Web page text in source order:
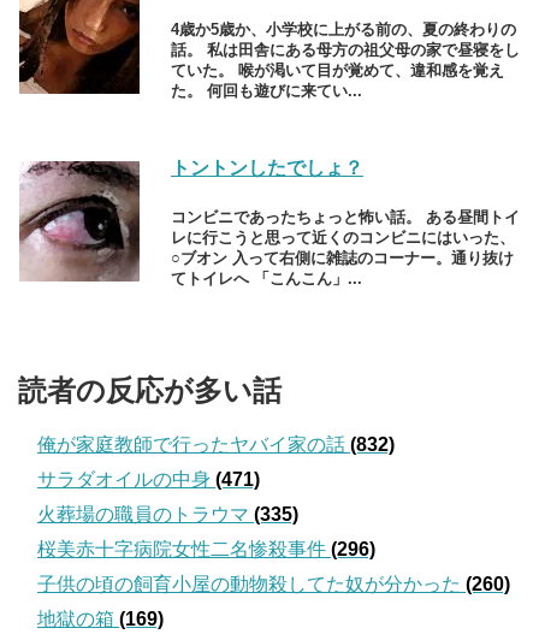
4歳か5歳か、小学校に上がる前の、夏の終わりの
話。 私は田舎にある母方の祖父母の家で昼寝をし
ていた。 喉が渇いて目が覚めて、違和感を覚え
た。 何回も遊びに来てい...
トントンしたでしょ？
コンビニであったちょっと怖い話。 ある昼間トイ
レに行こうと思って近くのコンビニにはいった、
○ブオン 入って右側に雑誌のコーナー。通り抜け
てトイレへ 「こんこん」...
読者の反応が多い話
俺が家庭教師で行ったヤバイ家の話 (832)
サラダオイルの中身 (471)
火葬場の職員のトラウマ (335)
桜美赤十字病院女性二名惨殺事件 (296)
子供の頃の飼育小屋の動物殺してた奴が分かった (260)
地獄の箱 (169)